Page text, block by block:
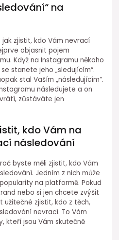
na
zjistit, kdo Vám nevrací
objasnit pojem
Když na Instagramu někoho
stanete jeho „sledujícím“.
stal Vaším „následujícím“.
následujete a on
zůstáváte jen
kdo Vám na
následování
byste měli zjistit, kdo Vám
Jedním z nich může
na platformě. Pokud
nebo si jen chcete zvýšit
zjistit, kdo z těch,
nevrací. To Vám
kteří jsou Vám skutečně